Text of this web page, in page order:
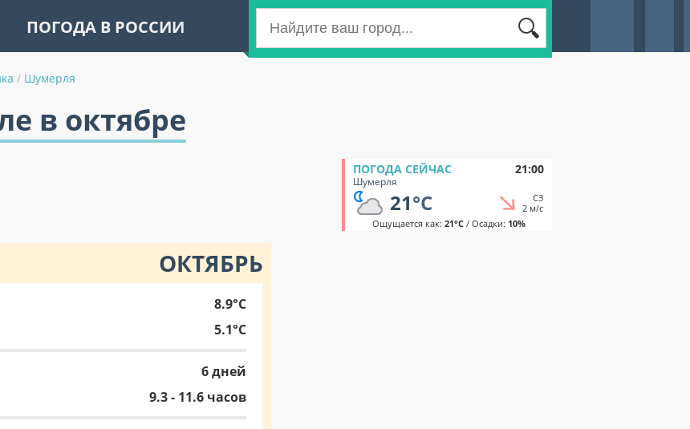
ПОГОДА В РОССИИ
/ Шумерля
в октябре
ПОГОДА СЕЙЧАС 21:00
Шумерля
21°C
СЗ
2 м/с
Ощущается как: 21°C/ Осадки: 10%
ОКТЯБРЬ
8.9°C
5.1°C
6 дней
9.3 - 11.6 часов